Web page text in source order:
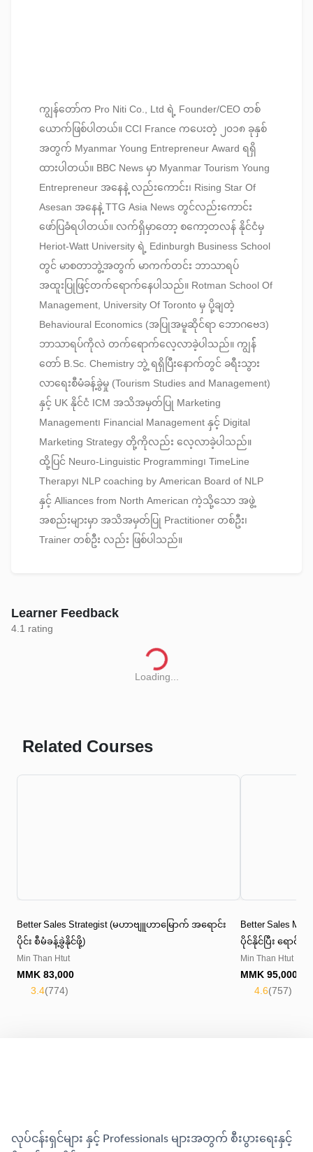
ကျွန်တော်က Pro Niti Co., Ltd ရဲ့ Founder/CEO တစ်
ယောက်ဖြစ်ပါတယ်။ CCI France ကပေးတဲ့ ၂၀၁၈ ခုနှစ်
အတွက် Myanmar Young Entrepreneur Award ရရှိ
ထားပါတယ်။ BBC News မှာ Myanmar Tourism Young
Entrepreneur အနေနဲ့ လည်းကောင်း၊ Rising Star Of
Asesan အနေနဲ့ TTG Asia News တွင်လည်းကောင်း
ဖော်ပြခံရပါတယ်။ လက်ရှိမှာတော့ စကော့တလန် နိုင်ငံမှ
Heriot-Watt University ရဲ့ Edinburgh Business School
တွင် မာစတာဘွဲ့အတွက် မာကက်တင်း ဘာသာရပ်
အထူးပြုဖြင့်တက်ရောက်နေပါသည်။ Rotman School Of
Management, University Of Toronto မှ ပို့ချတဲ့
Behavioural Economics (အပြုအမူဆိုင်ရာ ဘောဂဗေဒ)​
ဘာသာရပ်ကိုလဲ တက်ရောက်လေ့လာခဲ့ပါသည်။ ကျွန််
တော် B.Sc. Chemistry ဘွဲ့ ရရှိပြီးနောက်တွင် ခရီးသွား
လာရေးစီမံခန့်ခွဲမှု (Tourism Studies and Management)
နှင့် UK နိုင်ငံ ICM အသိအမှတ်ပြု Marketing
Management၊ Financial Management နှင့် Digital
Marketing Strategy တို့ကိုလည်း လေ့လာခဲ့ပါသည်။
ထို့ပြင် Neuro-Linguistic Programming၊ TimeLine
Therapy၊ NLP coaching by American Board of NLP
နှင့် Alliances from North American ကဲ့သို့သော အဖွဲ့
အစည်းများမှာ အသိအမှတ်ပြု Practitioner တစ်ဦး၊
Trainer တစ်ဦး လည်း ဖြစ်ပါသည်။
Learner Feedback
4.1rating
Loading...
Related Courses
Better Sales Strategist (မဟာဗျူဟာမြောက် အရောင်း
ပိုင်း စီမံခန့်ခွဲနိုင်ဖို့)
Min Than Htut
MMK83,000
3.4(774)
Better Sales
ပိုင်နိုင်ပြီး ရောင်
Min Than Htut
MMK95,000
4.6(757)
လုပ်ငန်းရှင်များ နှင့် Professionals များအတွက် စီးပွားရေးနှင့်